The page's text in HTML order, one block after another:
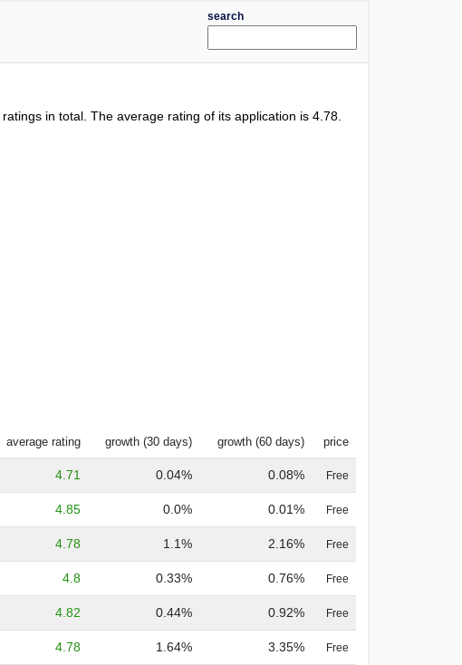
search
ratings in total. The average rating of its application is4.78
average rating growth (30 days) growth (60 days) price
4.71 0.04% 0.08% Free
4.85 0.0% 0.01% Free
4.78 1.1% 2.16% Free
4.8 0.33% 0.76% Free
4.82 0.44% 0.92% Free
4.78 1.64% 3.35% Free